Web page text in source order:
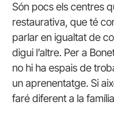
Són pocs els centres
restaurativa, que té
parlar en igualtat de
digui l’altre. Per a
no hi ha espais de
un aprenentatge. Si
faré diferent a la